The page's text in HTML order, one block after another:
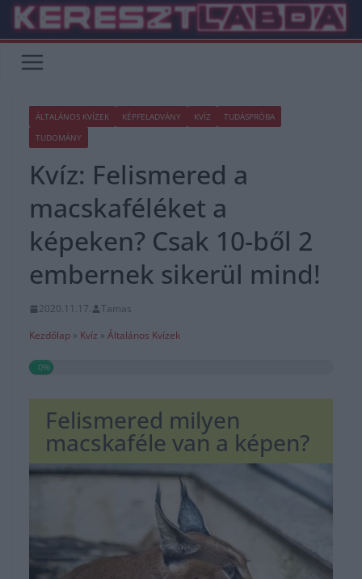
Skip
content
ÁLTALÁNOS KVÍZEK KÉPFELADVÁNY KVÍZ
TUDÁSPRÓBA
TUDOMÁNY
Kvíz: Felismered a
macskaféléket a
képeken? Csak 10-ből 2
embernek sikerül mind!
2020.11.17.
Tamas
Kezdőlap » Kvíz » Általános Kvízek
0%
Felismered milyen
macskaféle van a képen?